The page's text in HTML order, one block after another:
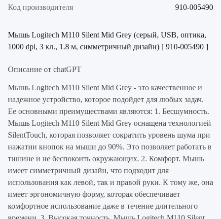
Код производителя
910-005490
Мышь Logitech M110 Silent Mid Grey (серый, USB, оптика,
1000 dpi, 3 кл., 1.8 м, симметричный дизайн) [ 910-005490 ]
Описание от chatGPT
Мышь Logitech M110 Silent Mid Grey - это качественное и
надежное устройство, которое подойдет для любых задач.
Ее основными преимуществами являются: 1. Бесшумность.
Мышь Logitech M110 Silent Mid Grey оснащена технологией
SilentTouch, которая позволяет сократить уровень шума при
нажатии кнопок на мыши до 90%. Это позволяет работать в
тишине и не беспокоить окружающих. 2. Комфорт. Мышь
имеет симметричный дизайн, что подходит для
использования как левой, так и правой руки. К тому же, она
имеет эргономичную форму, которая обеспечивает
комфортное использование даже в течение длительного